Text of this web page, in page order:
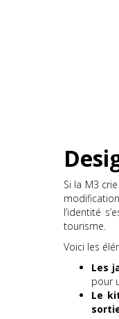
Si la M3
l’identité
tourisme.
Voici les
Les
pour
Le